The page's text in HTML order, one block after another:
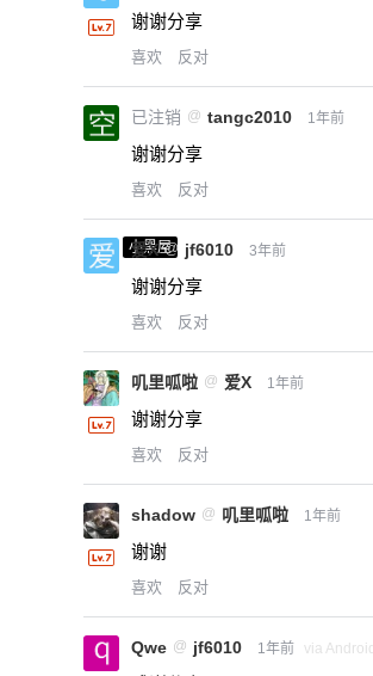
谢谢分享
喜欢 反对
已注销 @ tangc2010 1年前
谢谢分享
喜欢 反对
小黑屋
爱X @ jf6010 3年前
谢谢分享
喜欢 反对
叽里呱啦 @ 爱X 1年前
谢谢分享
喜欢 反对
shadow @ 叽里呱啦 1年前
谢谢
喜欢 反对
Qwe @ jf6010 1年前 via Android